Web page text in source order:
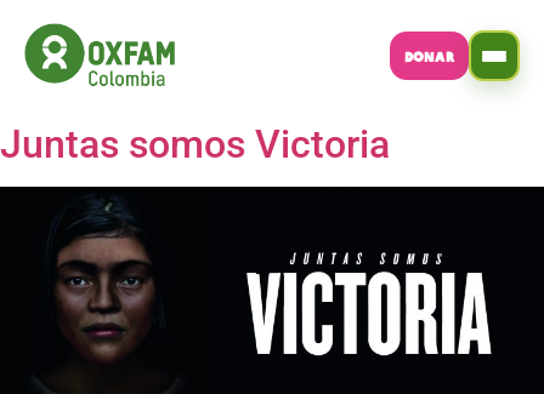
DONAR
Juntas somos Victoria